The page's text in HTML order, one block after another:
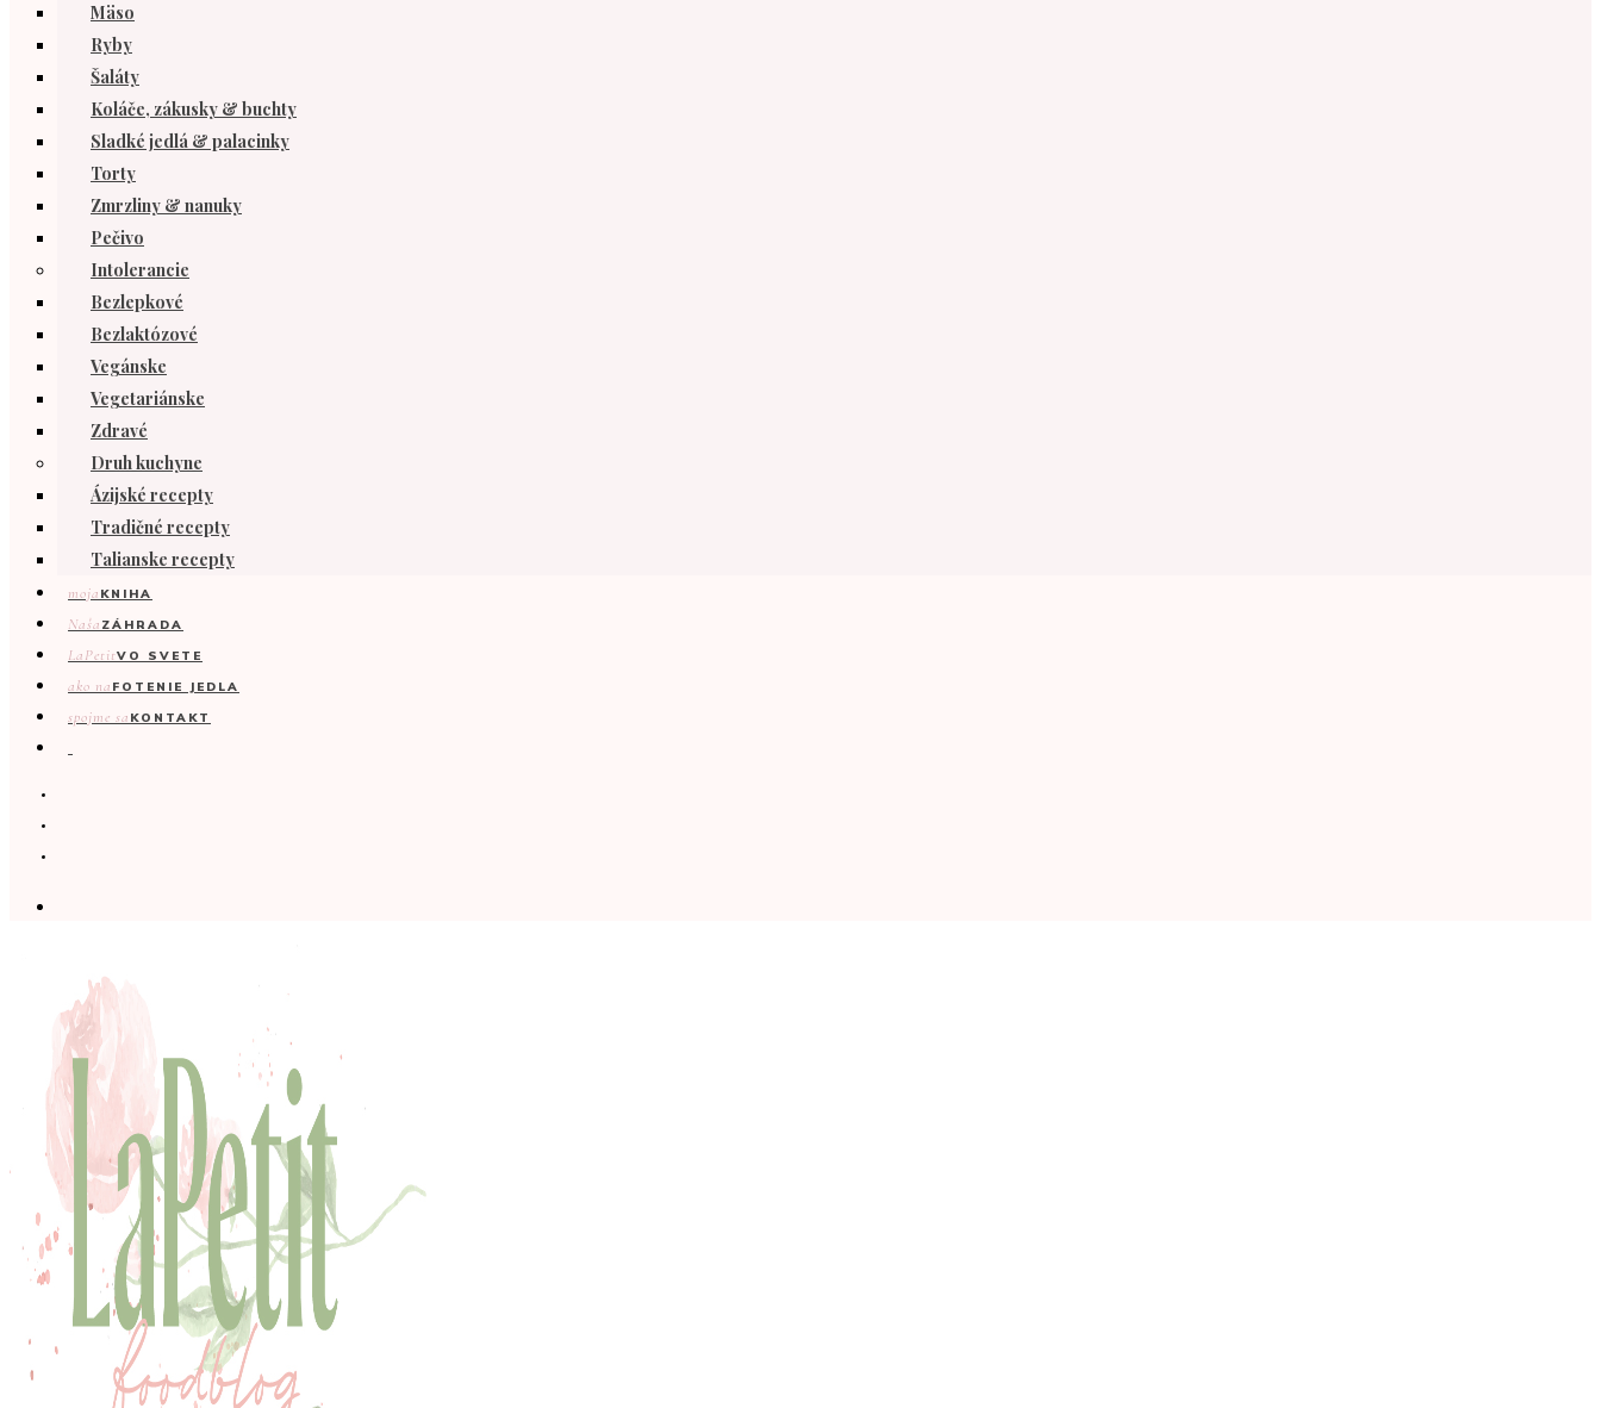
Mäso
Ryby
Šaláty
Koláče, zákusky & buchty
Sladké jedlá & palacinky
Torty
Zmrzliny & nanuky
Pečivo
Intolerancie
Bezlepkové
Bezlaktózové
Vegánske
Vegetariánske
Zdravé
Druh kuchyne
Ázijské recepty
Tradičné recepty
Talianske recepty
moja KNIHA
Naša ZÁHRADA
LaPetitVO SVETE
ako na FOTENIE JEDLA
spojme sa KONTAKT